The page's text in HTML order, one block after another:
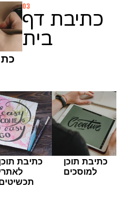
03
כתיבת דף
בית
כתיבת תוכן
למוסכים
כתיבת